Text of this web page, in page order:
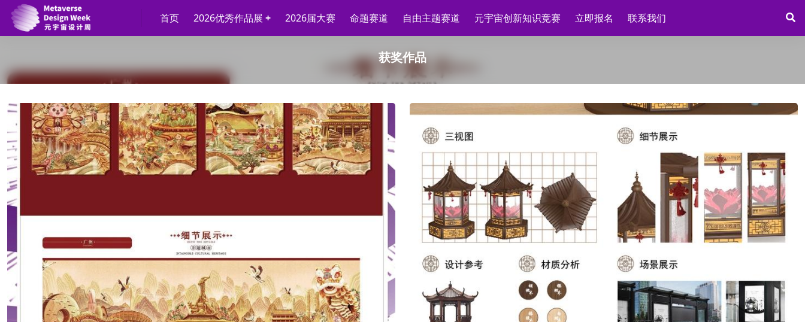
首页 2026优秀作品展 2026届大赛 命题赛道 自由主题赛道 元宇宙创新知识竞赛 立即报名 联系我们
获奖作品